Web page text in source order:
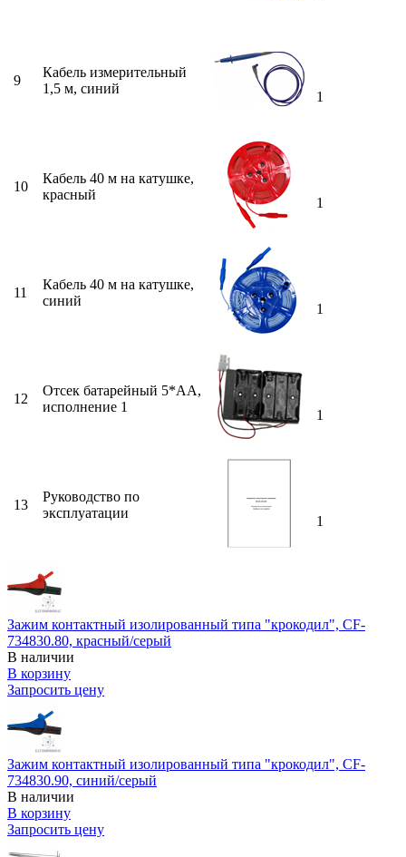
9
Кабель измерительный
1,5 м, синий
1
10
Кабель 40 м на катушке,
красный
1
11
Кабель 40 м на катушке,
синий
1
12
Отсек батарейный 5*АА,
исполнение 1
1
13
Руководство по
эксплуатации
1
Зажим контактный изолированный типа "крокодил", CF-
734830.80, красный/серый
В наличии
В корзину
Запросить цену
Зажим контактный изолированный типа "крокодил", CF-
734830.90, синий/серый
В наличии
В корзину
Запросить цену